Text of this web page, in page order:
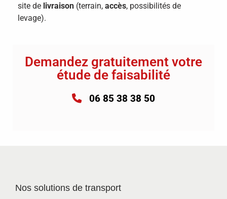
site de livraison (terrain, accès, possibilités de
levage).
Demandez gratuitement votre
étude de faisabilité
06 85 38 38 50
Nos solutions de transport